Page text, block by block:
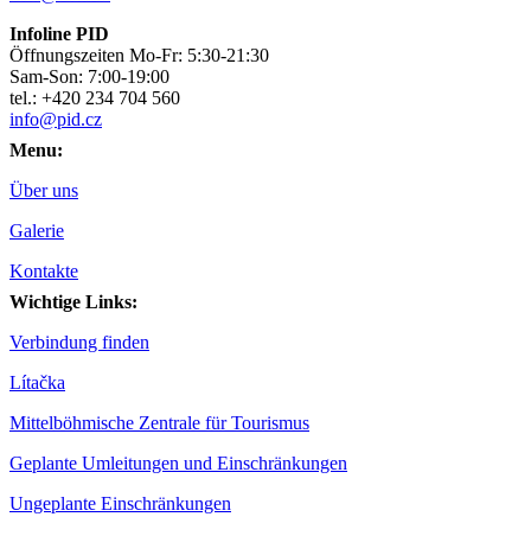
Infoline PID
Öffnungszeiten Mo-Fr: 5:30-21:30
Sam-Son: 7:00-19:00
tel.: +420 234 704 560
info@pid.cz
Menu:
Über uns
Galerie
Kontakte
Wichtige Links:
Verbindung finden
Lítačka
Mittelböhmische Zentrale für Tourismus
Geplante Umleitungen und Einschränkungen
Ungeplante Einschränkungen